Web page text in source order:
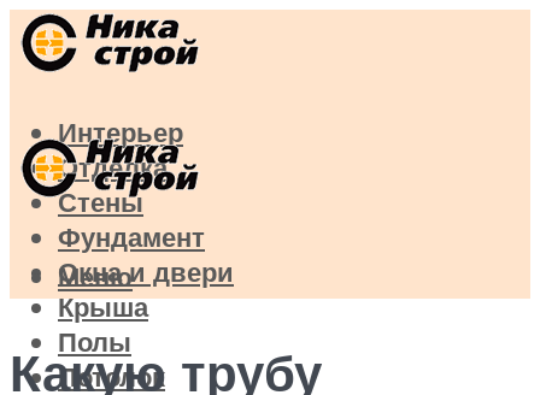
Интерьер
Отделка
Стены
Фундамент
Окна и двери
Крыша
Полы
Потолок
Меню
Какую трубу